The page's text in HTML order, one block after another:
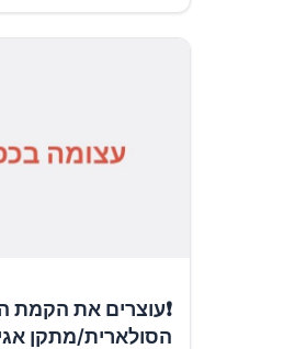
❗עוצרים את הקמת
הסולארית/מתקן